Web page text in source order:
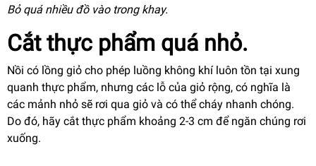
Bỏ quá nhiều đồ vào trong khay.
Cắt thực phẩm quá nhỏ.
Nồi có lồng giỏ cho phép luồng không khí luôn tồn tại xung
quanh thực phẩm, nhưng các lỗ của giỏ rộng, có nghĩa là
các mảnh nhỏ sẽ rơi qua giỏ và có thể cháy nhanh chóng.
Do đó, hãy cắt thực phẩm khoảng 2-3 cm để ngăn chúng rơi
xuống.